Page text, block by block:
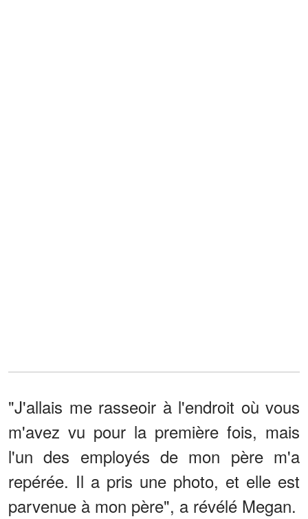
"J'allais me rasseoir à l'endroit où vous
m'avez vu pour la première fois, mais
l'un des employés de mon père m'a
repérée. Il a pris une photo, et elle est
parvenue à mon père", a révélé Megan.